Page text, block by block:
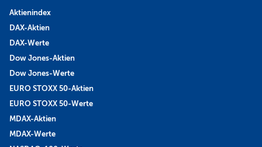
Aktienindex
DAX-Aktien
DAX-Werte
Dow Jones-Aktien
Dow Jones-Werte
EURO STOXX 50-Aktien
EURO STOXX 50-Werte
MDAX-Aktien
MDAX-Werte